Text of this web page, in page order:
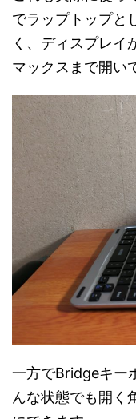
でラップトップと
く、ディスプレイ
マックスまで開い
一方でBridgeキー
んな状態でも開く